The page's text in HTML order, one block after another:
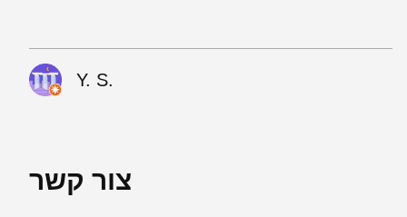
Y. S.
צור קשר